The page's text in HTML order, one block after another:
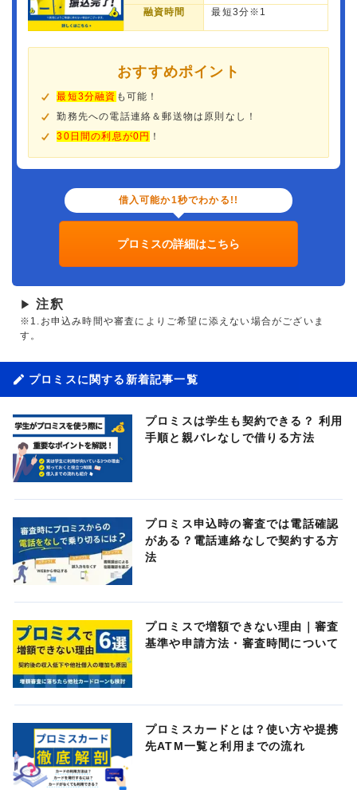
融資時間 最短3分※1
おすすめポイント
最短3分融資 も可能！
勤務先への電話連絡＆郵送物は原則なし！
30日間の利息が0円 ！
借入可能か1秒でわかる!!
プロミスの詳細はこちら
▶ 注釈
※1.お申込み時間や審査によりご希望に添えない場合がございま
す。
プロミスに関する新着記事一覧
プロミスは学生も契約できる？ 利用
手順と親バレなしで借りる方法
プロミス申込時の審査では電話確認
がある？電話連絡なしで契約する方
法
プロミスで増額できない理由｜審査
基準や申請方法・審査時間について
プロミスカードとは？使い方や提携
先ATM一覧と利用までの流れ